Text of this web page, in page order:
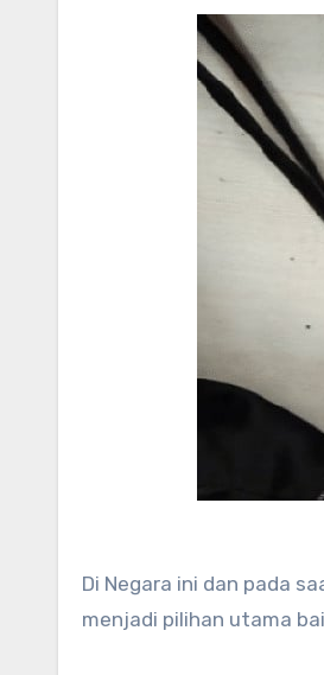
Di Negara ini dan pada
menjadi pilihan utama